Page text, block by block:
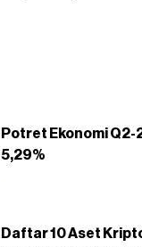
Potret Ekonomi Q2-
5,29%
Daftar 10 Aset